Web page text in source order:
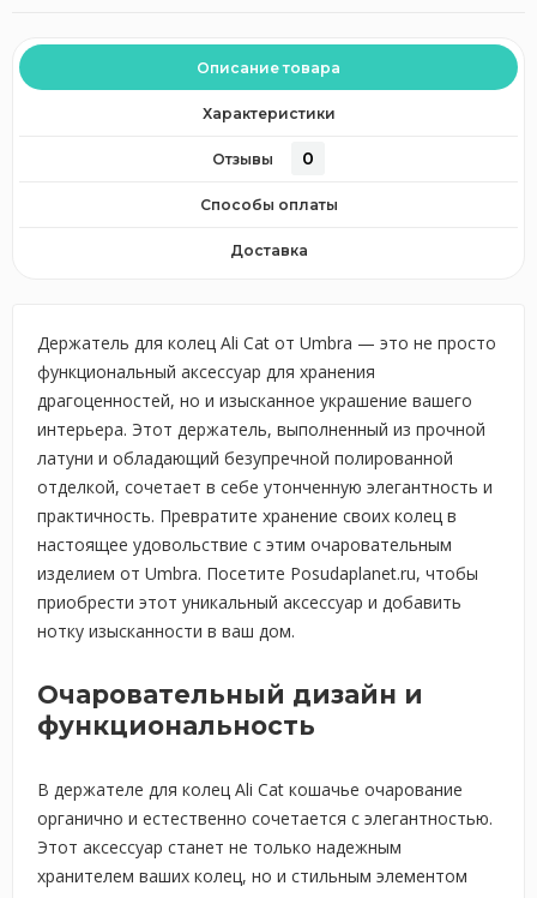
Описание товара
Характеристики
Отзывы 0
Способы оплаты
Доставка
Держатель для колец Ali Cat от Umbra — это не просто
функциональный аксессуар для хранения
драгоценностей, но и изысканное украшение вашего
интерьера. Этот держатель, выполненный из прочной
латуни и обладающий безупречной полированной
отделкой, сочетает в себе утонченную элегантность и
практичность. Превратите хранение своих колец в
настоящее удовольствие с этим очаровательным
изделием от Umbra. Посетите Posudaplanet.ru, чтобы
приобрести этот уникальный аксессуар и добавить
нотку изысканности в ваш дом.
Очаровательный дизайн и
функциональность
В держателе для колец Ali Cat кошачье очарование
органично и естественно сочетается с элегантностью.
Этот аксессуар станет не только надежным
хранителем ваших колец, но и стильным элементом